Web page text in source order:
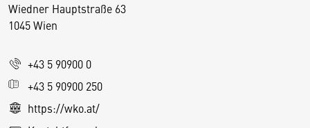
Wiedner Hauptstraße 63
1045 Wien
+43 5 90900 0
+43 5 90900 250
https://wko.at/
D
s
e
S
e